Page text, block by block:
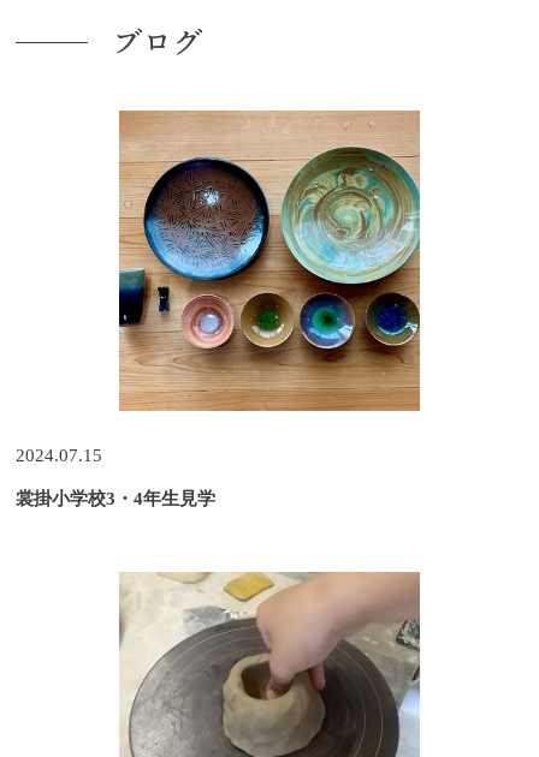
2024.06.2
オンラインショッピングについて
お知らせ
ブログ
2024.07.15
裳掛小学校3・4年生見学